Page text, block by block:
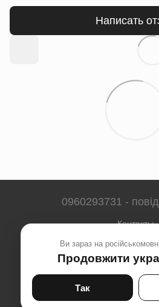
Написать
0960293731 -
Контакты
Полная версия
Карта сайта
Ви зараз на
Продовжити
Так